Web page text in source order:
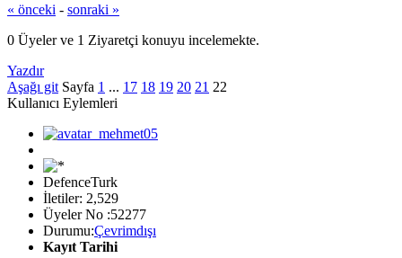
« önceki - sonraki »
0 Üyeler ve 1 Ziyaretçi konuyu incelemekte.
Yazdır
Aşağı git Sayfa 1 ... 17 18 19 20 21 22
Kullanıcı Eylemleri
DefenceTurk
İletiler: 2,529
Üyeler No :52277
Durumu:Çevrimdışı
Kayıt Tarihi